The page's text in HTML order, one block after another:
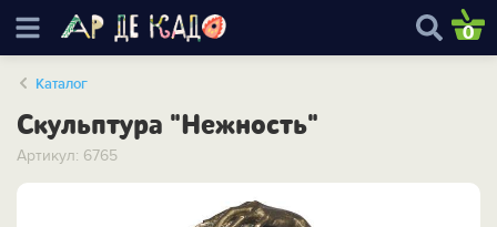
0
Каталог
Скульптура "Нежность"
Артикул: 6765